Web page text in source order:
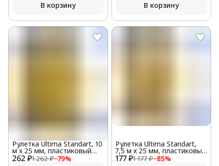
В корзину
В корзину
262 ₽1 262 ₽−79%
Рулетка Ultima Standart, 10
м х 25 мм, пластиковый
корпус
177 ₽1 177 ₽−85%
Рулетка Ultima Standart,
7,5 м х 25 мм, пластиковый
корпус